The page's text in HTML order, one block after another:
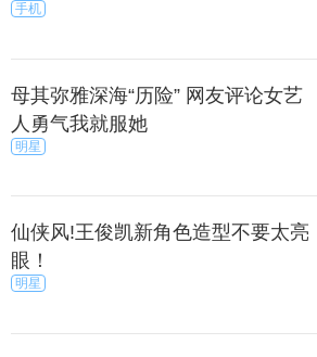
手机
母其弥雅深海“历险” 网友评论女艺
人勇气我就服她
明星
仙侠风!王俊凯新角色造型不要太亮
眼！
明星